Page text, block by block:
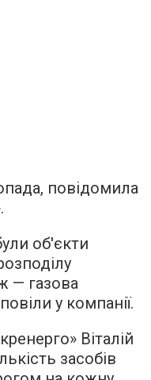
повідомила
об'єкти
— газова
у компанії.
Віталій
засобів